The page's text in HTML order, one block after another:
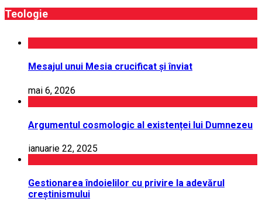
Teologie
Mesajul unui Mesia crucificat și înviat
mai 6, 2026
Argumentul cosmologic al existenței lui Dumnezeu
ianuarie 22, 2025
Gestionarea îndoielilor cu privire la adevărul
creștinismului